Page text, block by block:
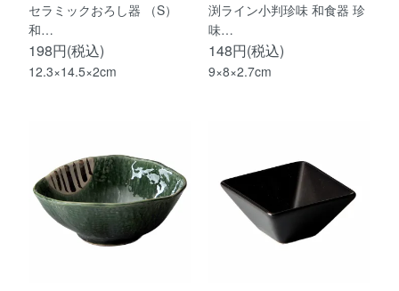
セラミックおろし器 （S）
和…
198円(税込)
12.3×14.5×2cm
渕ライン小判珍味 和食器 珍
味…
148円(税込)
9×8×2.7cm